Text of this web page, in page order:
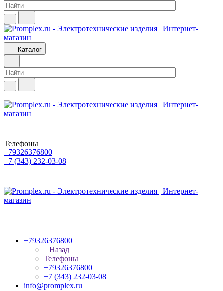
Каталог
Телефоны
+79326376800
+7 (343) 232-03-08
+79326376800
Назад
Телефоны
+79326376800
+7 (343) 232-03-08
info@promplex.ru